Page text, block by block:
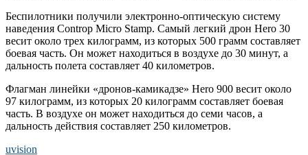
Беспилотники получили электронно-оптическую систему
наведения Controp Micro Stamp. Самый легкий дрон Hero 30
весит около трех килограмм, из которых 500 грамм составляет
боевая часть. Он может находиться в воздухе до 30 минут, а
дальность полета составляет 40 километров.
Флагман линейки «дронов-камикадзе» Hero 900 весит около
97 килограмм, из которых 20 килограмм составляет боевая
часть. В воздухе он может находиться до семи часов, а
дальность действия составляет 250 километров.
uvision